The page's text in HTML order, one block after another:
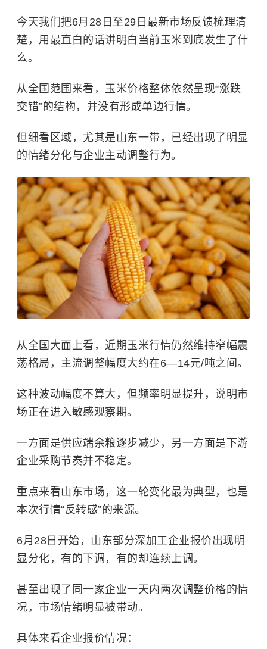
今天我们把6月28日至29日最新市场反馈梳理清
楚，用最直白的话讲明白当前玉米到底发生了什
么。
从全国范围来看，玉米价格整体依然呈现“涨跌
交错”的结构，并没有形成单边行情。
但细看区域，尤其是山东一带，已经出现了明显
的情绪分化与企业主动调整行为。
从全国大面上看，近期玉米行情仍然维持窄幅震
荡格局，主流调整幅度大约在6—14元/吨之间。
这种波动幅度不算大，但频率明显提升，说明市
场正在进入敏感观察期。
一方面是供应端余粮逐步减少，另一方面是下游
企业采购节奏并不稳定。
重点来看山东市场，这一轮变化最为典型，也是
本次行情“反转感”的来源。
6月28日开始，山东部分深加工企业报价出现明
显分化，有的下调，有的却连续上调。
甚至出现了同一家企业一天内两次调整价格的情
况，市场情绪明显被带动。
具体来看企业报价情况：